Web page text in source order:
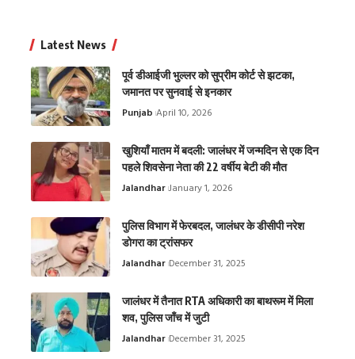
Latest News
पूर्व डीआईजी भुल्लर को सुप्रीम कोर्ट से झटका,
जमानत पर सुनवाई से इनकार
Punjab April 10, 2026
खुशियाँ मातम में बदली: जालंधर में जन्मदिन से एक दिन
पहले शिवसेना नेता की 22 वर्षीय बेटी की मौत
Jalandhar January 1, 2026
पुलिस विभाग में फेरबदल, जालंधर के डीसीपी नरेश
डोगरा का ट्रांसफर
Jalandhar December 31, 2025
जालंधर में तैनात RTA अधिकारी का बाथरूम में मिला
शव, पुलिस जाँच में जुटी
Jalandhar December 31, 2025